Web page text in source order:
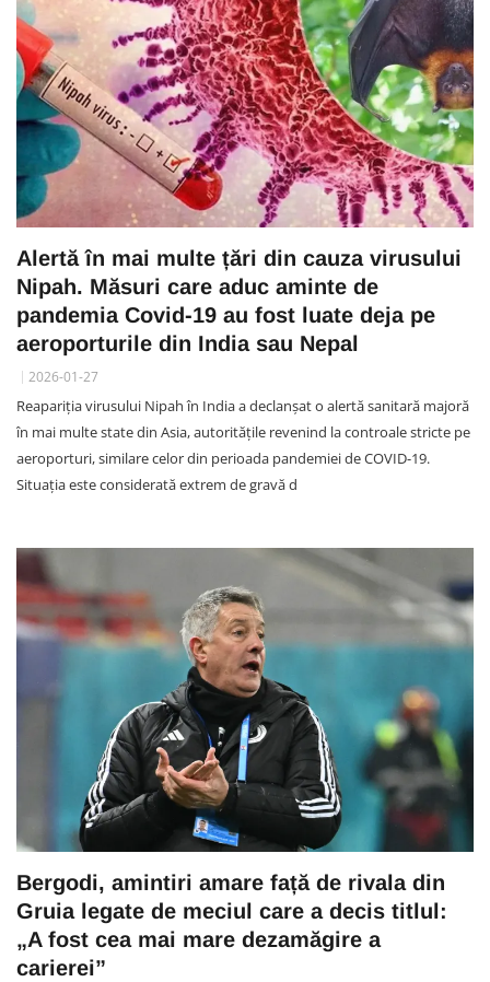
Alertă în mai multe țări din cauza virusului
Nipah. Măsuri care aduc aminte de
pandemia Covid-19 au fost luate deja pe
aeroporturile din India sau Nepal
2026-01-27
Reapariția virusului Nipah în India a declanșat o alertă sanitară majoră
în mai multe state din Asia, autoritățile revenind la controale stricte pe
aeroporturi, similare celor din perioada pandemiei de COVID-19.
Situația este considerată extrem de gravă d
Bergodi, amintiri amare față de rivala din
Gruia legate de meciul care a decis titlul:
„A fost cea mai mare dezamăgire a
carierei”